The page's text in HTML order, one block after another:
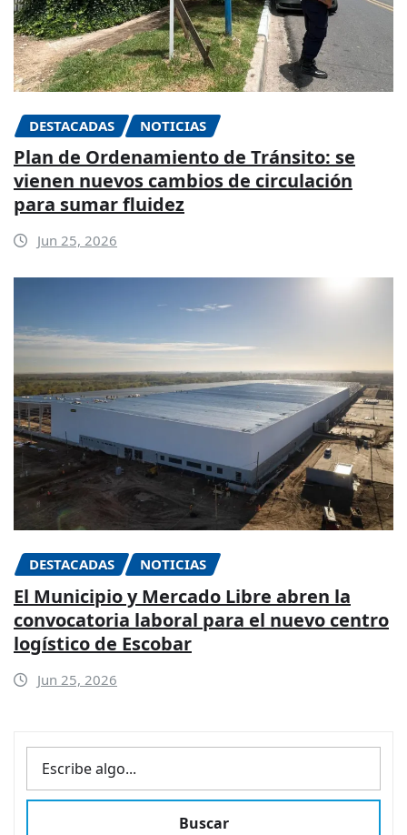
DESTACADAS NOTICIAS
Plan de Ordenamiento de Tránsito: se
vienen nuevos cambios de circulación
para sumar fluidez
Jun 25, 2026
DESTACADAS NOTICIAS
El Municipio y Mercado Libre abren la
convocatoria laboral para el nuevo centro
logístico de Escobar
Jun 25, 2026
BUSCAR
Buscar